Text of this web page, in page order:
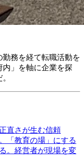
務を経て転職活動を
内」を軸に企業を探
直さが生む信頼
「教育の場」にする
。経営者が現場を変